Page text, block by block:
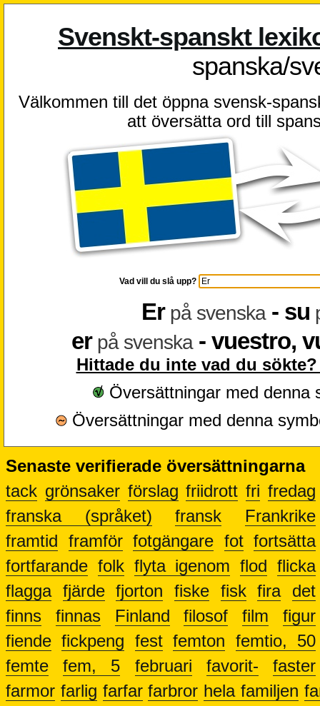
Svenskt-spanskt
spanska/
Välkommen till det öppna svensk-
att översätta ord till
Vad vill du slå upp?
Er på svenska- su
er på svenska- vuestro,
Hittade du inte vad du
Översättningar med denna
Översättningar med denna
Senaste verifierade översättningarna
tack grönsaker förslag friidrott fri fredag
franska (språket)
fransk
Frankrike
framtid
framför fotgängare fot fortsätta
fortfarande folk flyta igenom flod
flicka
flagga
fjärde fjorton fiske fisk fira
det
finns
finnas Finland filosof film
figur
fiende fickpeng fest femton
femtio, 50
femte
fem, 5 februari favorit-
faster
farmor farlig farfar farbror hela familjen